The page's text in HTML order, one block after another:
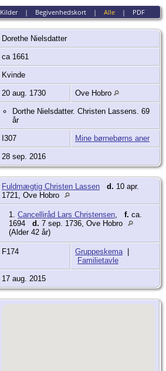
Kilder| Begivenhedskort| Alle| PDF
Dorethe Nielsdatter
ca 1661
Kvinde
20 aug. 1730 Ove Hobro
Dorthe Nielsdatter. Christen Lassens. 69
år
I307 Mine børnebørns aner
28 sep. 2016
Fuldmægtig Christen Lassen d. 10 apr.
1721, Ove Hobro
1. Cancelliråd Lars Christensen, f. ca.
1694 d. 7 sep. 1736, Ove Hobro
(Alder 42 år)
F174 Gruppeskema|
Familietavle
17 aug. 2015